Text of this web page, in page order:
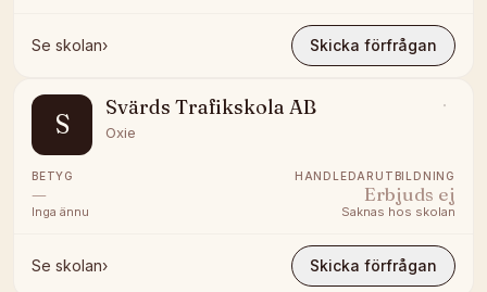
Se skolan› Skicka förfrågan
S
Svärds Trafikskola AB
Oxie
BETYG
—
Inga ännu
HANDLEDARUTBILDNING
Erbjuds ej
Saknas hos skolan
Se skolan› Skicka förfrågan